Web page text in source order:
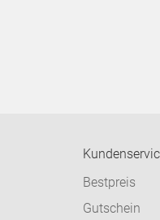
Bestpreis
Gutschein